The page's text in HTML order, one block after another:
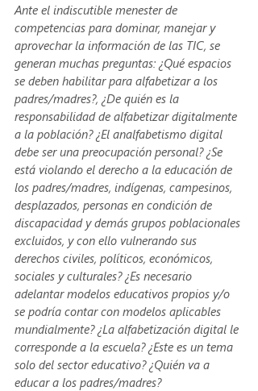
Ante el indiscutible menester de
competencias para dominar, manejar y
aprovechar la información de las TIC, se
generan muchas preguntas: ¿Qué espacios
se deben habilitar para alfabetizar a los
padres/madres?, ¿De quién es la
responsabilidad de alfabetizar digitalmente
a la población? ¿El analfabetismo digital
debe ser una preocupación personal? ¿Se
está violando el derecho a la educación de
los padres/madres, indígenas, campesinos,
desplazados, personas en condición de
discapacidad y demás grupos poblacionales
excluidos, y con ello vulnerando sus
derechos civiles, políticos, económicos,
sociales y culturales? ¿Es necesario
adelantar modelos educativos propios y/o
se podría contar con modelos aplicables
mundialmente? ¿La alfabetización digital le
corresponde a la escuela? ¿Este es un tema
solo del sector educativo? ¿Quién va a
educar a los padres/madres?